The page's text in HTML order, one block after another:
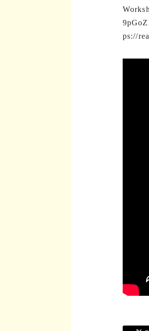
ps://